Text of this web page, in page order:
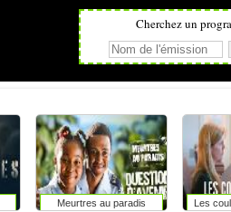
Cherchez un
Meurtres au paradis Les